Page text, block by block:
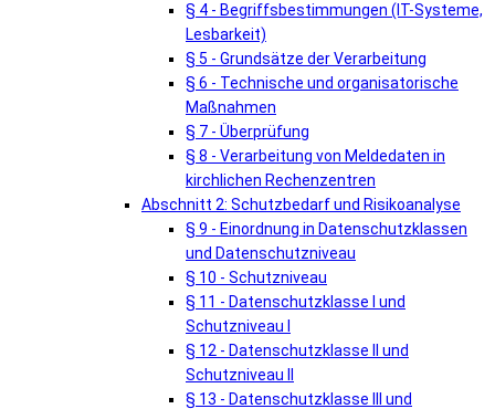
§ 4 - Begriffsbestimmungen (IT-Systeme,
Lesbarkeit)
§ 5 - Grundsätze der Verarbeitung
§ 6 - Technische und organisatorische
Maßnahmen
§ 7 - Überprüfung
§ 8 - Verarbeitung von Meldedaten in
kirchlichen Rechenzentren
Abschnitt 2: Schutzbedarf und Risikoanalyse
§ 9 - Einordnung in Datenschutzklassen
und Datenschutzniveau
§ 10 - Schutzniveau
§ 11 - Datenschutzklasse I und
Schutzniveau I
§ 12 - Datenschutzklasse II und
Schutzniveau II
§ 13 - Datenschutzklasse III und